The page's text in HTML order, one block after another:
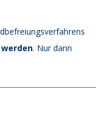
. Nur dann